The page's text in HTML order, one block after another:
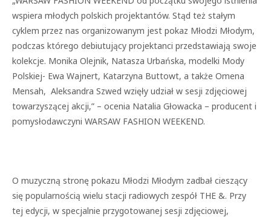
wspiera młodych polskich projektantów. Stąd też stałym
cyklem przez nas organizowanym jest pokaz Młodzi Młodym,
podczas którego debiutujący projektanci przedstawiają swoje
kolekcje. Monika Olejnik, Natasza Urbańska, modelki Mody
Polskiej- Ewa Wajnert, Katarzyna Buttowt, a także Omena
Mensah, Aleksandra Szwed wzięły udział w sesji zdjęciowej
towarzyszącej akcji,” – ocenia Natalia Głowacka – producent i
pomysłodawczyni WARSAW FASHION WEEKEND.
O muzyczną stronę pokazu Młodzi Młodym zadbał cieszący
się popularnością wielu stacji radiowych zespół THE &. Przy
tej edycji, w specjalnie przygotowanej sesji zdjęciowej,